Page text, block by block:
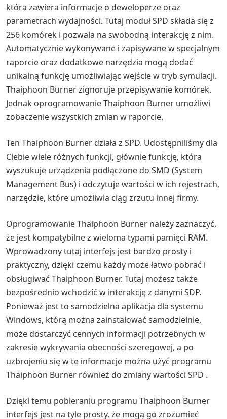
która zawiera informacje o deweloperze oraz
parametrach wydajności. Tutaj moduł SPD składa się z
256 komórek i pozwala na swobodną interakcję z nim.
Automatycznie wykonywane i zapisywane w specjalnym
raporcie oraz dodatkowe narzędzia mogą dodać
unikalną funkcję umożliwiając wejście w tryb symulacji.
Thaiphoon Burner zignoruje przepisywanie komórek.
Jednak oprogramowanie Thaiphoon Burner umożliwi
zobaczenie wszystkich zmian w raporcie.
Ten Thaiphoon Burner działa z SPD. Udostępniliśmy dla
Ciebie wiele różnych funkcji, głównie funkcję, która
wyszukuje urządzenia podłączone do SMD (System
Management Bus) i odczytuje wartości w ich rejestrach,
narzędzie, które umożliwia ciąg zrzutu innej firmy.
Oprogramowanie Thaiphoon Burner należy zaznaczyć,
że jest kompatybilne z wieloma typami pamięci RAM.
Wprowadzony tutaj interfejs jest bardzo prosty i
praktyczny, dzięki czemu każdy może łatwo pobrać i
obsługiwać Thaiphoon Burner. Tutaj możesz także
bezpośrednio wchodzić w interakcję z danymi SDP.
Ponieważ jest to samodzielna aplikacja dla systemu
Windows, którą można zainstalować samodzielnie,
może dostarczyć cennych informacji potrzebnych w
zakresie wykrywania obecności szeregowej, a po
uzbrojeniu się w te informacje można użyć programu
Thaiphoon Burner również do zmiany wartości SPD .
Dzięki temu pobieraniu programu Thaiphoon Burner
interfejs jest na tyle prosty, że mogą go zrozumieć